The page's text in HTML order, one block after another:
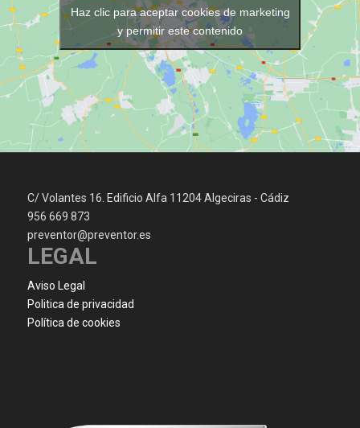
Haz clic para aceptar cookies de marketing
y permitir este contenido
C/ Volantes 16. Edificio Alfa 11204 Algeciras - Cádiz
956 669 873
preventor@preventor.es
LEGAL
Aviso Legal
Politica de privacidad
Política de cookies